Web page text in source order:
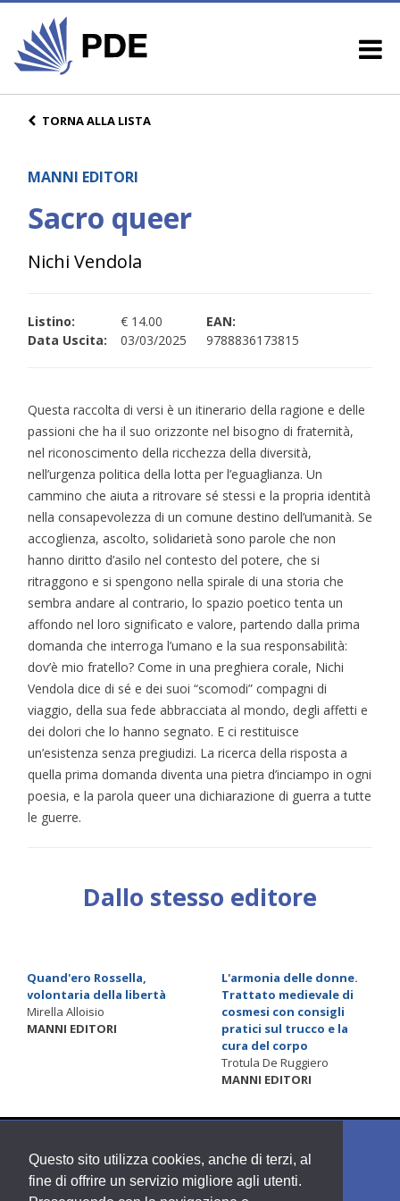
Questo sito utilizza cookies, anche di terzi, al
fine di offrire un servizio migliore agli utenti.
TORNA ALLA LISTA
MANNI EDITORI
Sacro queer
Nichi Vendola
Listino:
€ 14.00
Data Uscita:
03/03/2025
EAN:
9788836173815
Questa raccolta di versi è un itinerario della ragione e delle
passioni che ha il suo orizzonte nel bisogno di fraternità,
nel riconoscimento della ricchezza della diversità,
nell’urgenza politica della lotta per l’eguaglianza. Un
cammino che aiuta a ritrovare sé stessi e la propria identità
nella consapevolezza di un comune destino dell’umanità. Se
accoglienza, ascolto, solidarietà sono parole che non
hanno diritto d’asilo nel contesto del potere, che si
ritraggono e si spengono nella spirale di una storia che
sembra andare al contrario, lo spazio poetico tenta un
affondo nel loro significato e valore, partendo dalla prima
domanda che interroga l’umano e la sua responsabilità:
dov’è mio fratello? Come in una preghiera corale, Nichi
Vendola dice di sé e dei suoi “scomodi” compagni di
viaggio, della sua fede abbracciata al mondo, degli affetti e
dei dolori che lo hanno segnato. E ci restituisce
un’esistenza senza pregiudizi. La ricerca della risposta a
quella prima domanda diventa una pietra d’inciampo in ogni
poesia, e la parola queer una dichiarazione di guerra a tutte
le guerre.
Dallo stesso editore
Quand'ero Rossella,
volontaria della libertà
Mirella Alloisio
MANNI EDITORI
L'armonia delle donne.
Trattato medievale di
cosmesi con consigli
pratici sul trucco e la
cura del corpo
Trotula De Ruggiero
MANNI EDITORI